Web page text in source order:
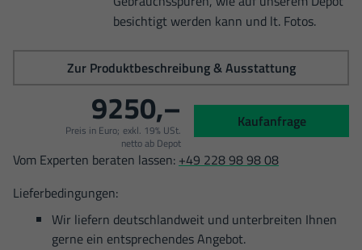
besichtigt werden kann und lt. Fotos.
Zur Produktbeschreibung & Ausstattung
9250,–
Preis in Euro; exkl. 19% USt.
netto ab Depot
Kaufanfrage
Vom Experten beraten lassen: +49 228 98 98 08
Lieferbedingungen:
Wir liefern deutschlandweit und unterbreiten Ihnen
gerne ein entsprechendes Angebot.